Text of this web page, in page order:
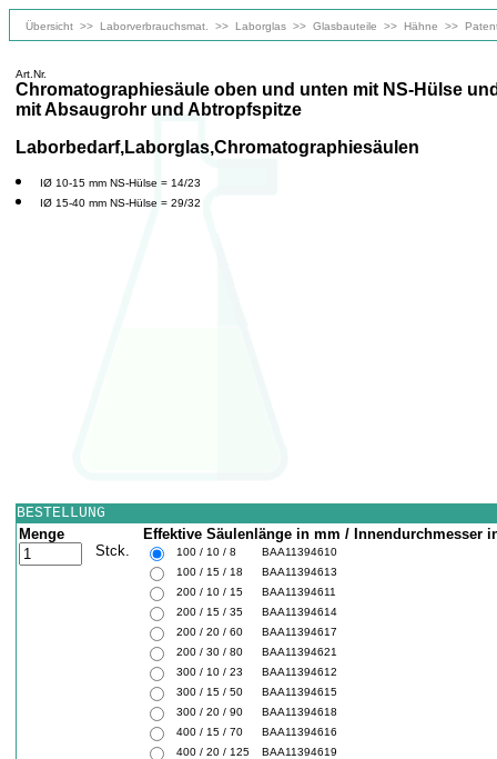
Übersicht >> Laborverbrauchsmat. >> Laborglas >> Glasbauteile >> Hähne >>
Art.Nr.
Chromatographiesäule oben und unten mit NS-Hülse
mit Absaugrohr und Abtropfspitze
Laborbedarf,Laborglas,Chromatographiesäulen
IØ 10-15 mm NS-Hülse = 14/23
IØ 15-40 mm NS-Hülse = 29/32
BESTELLUNG
Menge
Stck.
Effektive Säulenlänge in mm / Innendurchmesser
100 / 10 / 8
BAA11394610
100 / 15 / 18
BAA11394613
200 / 10 / 15
BAA11394611
200 / 15 / 35
BAA11394614
200 / 20 / 60
BAA11394617
200 / 30 / 80
BAA11394621
300 / 10 / 23
BAA11394612
300 / 15 / 50
BAA11394615
300 / 20 / 90
BAA11394618
400 / 15 / 70
BAA11394616
400 / 20 / 125
BAA11394619